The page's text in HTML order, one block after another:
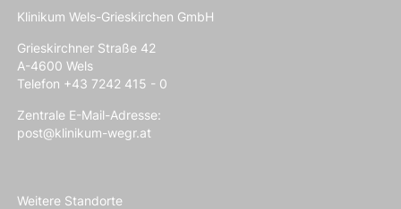
Klinikum Wels-Grieskirchen GmbH
Grieskirchner Straße 42
A-4600 Wels
Telefon +43 7242 415 - 0
Zentrale E-Mail-Adresse:
post@klinikum-wegr.at
Weitere Standorte